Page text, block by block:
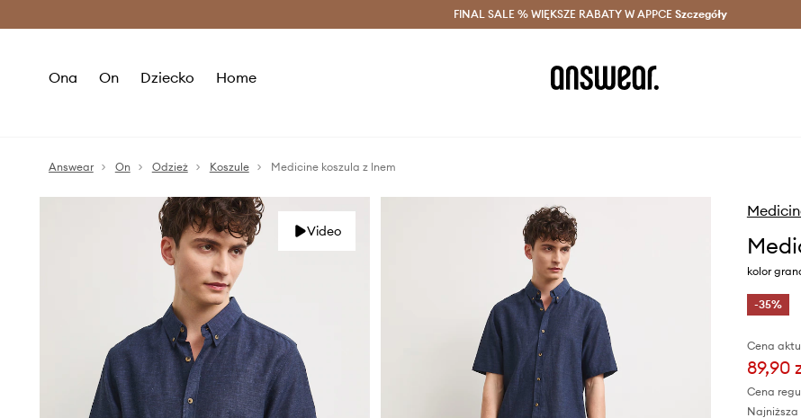
Oszczędzaj z Answear Club > Dostawa nawet w 24h >
FINAL SALE % WIĘKSZE RABATY W APPCE Szczegóły
Ona On Dziecko Home
Answear On Odzież Koszule Medicine koszula z lnem
Video
kolor
-35%
Cena
89,90
Cena
Najniższa